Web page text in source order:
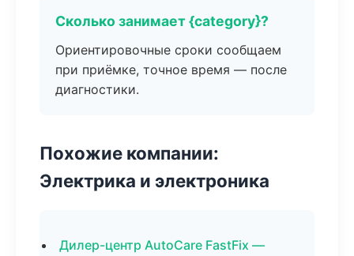
Сколько занимает {category}?
Ориентировочные сроки сообщаем
при приёмке, точное время — после
диагностики.
Похожие компании:
Электрика и электроника
Дилер-центр AutoCare FastFix —